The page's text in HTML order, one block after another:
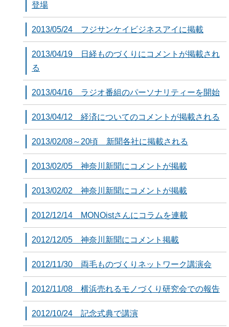
登場
2013/05/24 フジサンケイビジネスアイに掲載
2013/04/19 日経ものづくりにコメントが掲載され
る
2013/04/16 ラジオ番組のパーソナリティーを開始
2013/04/12 経済についてのコメントが掲載される
2013/02/08～20頃 新聞各社に掲載される
2013/02/05 神奈川新聞にコメントが掲載
2013/02/02 神奈川新聞にコメントが掲載
2012/12/14 MONOistさんにコラムを連載
2012/12/05 神奈川新聞にコメント掲載
2012/11/30 両毛ものづくりネットワーク講演会
2012/11/08 横浜売れるモノづくり研究会での報告
2012/10/24 記念式典で講演